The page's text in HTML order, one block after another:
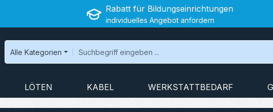
Rabatt für Bildungseinrichtungen
individuelles Angebot anfordern
Alle Kategorien
LÖTEN KABEL WERKSTATTBEDARF